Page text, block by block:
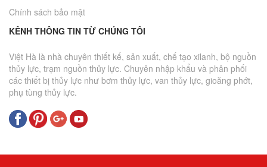
Chính sách bảo mật
KÊNH THÔNG TIN TỪ CHÚNG TÔI
Việt Hà là nhà chuyên thiết kế, sản xuất, chế tạo xilanh, bộ nguồn
thủy lực, trạm nguồn thủy lực. Chuyên nhập khẩu và phân phối
các thiết bị thủy lực như bơm thủy lực, van thủy lực, gioăng phớt,
phụ tùng thủy lực.